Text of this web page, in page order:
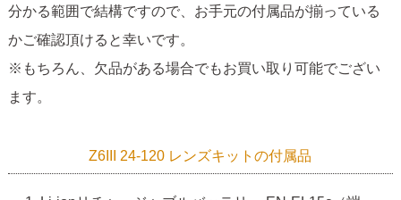
分かる範囲で結構ですので、お手元の付属品が揃っている
かご確認頂けると幸いです。
※もちろん、欠品がある場合でもお買い取り可能でござい
ます。
Z6III 24-120 レンズキットの付属品